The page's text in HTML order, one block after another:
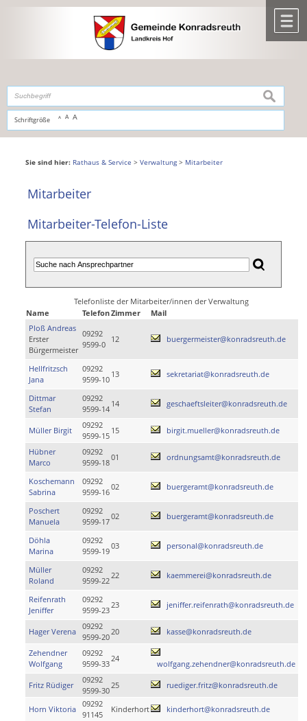
,zur Navigationoderzur Startseitespringen.
Schriftgröße A A A
suchen
Sie sind hier: Rathaus & Service > Verwaltung> Mitarbeiter
Mitarbeiter
Mitarbeiter-Telefon-Liste
Telefonliste der Mitarbeiter/innen der Verwaltung
Name
TelefonZimmer
Mail
Ploß Andreas
Erster
Bürgermeister
09292
9599-0
12 buergermeister@konradsreuth.de
Hellfritzsch
Jana
09292
9599-10
13 sekretariat@konradsreuth.de
Dittmar
Stefan
09292
9599-14
14 geschaeftsleiter@konradsreuth.de
Müller Birgit
09292
9599-15
15 birgit.mueller@konradsreuth.de
Hübner
Marco
09292
9599-18
01 ordnungsamt@konradsreuth.de
Koschemann
Sabrina
09292
9599-16
02 buergeramt@konradsreuth.de
Poschert
Manuela
09292
9599-17
02 buergeramt@konradsreuth.de
Döhla
Marina
09292
9599-19
03 personal@konradsreuth.de
Müller
Roland
09292
9599-22
22 kaemmerei@konradsreuth.de
Reifenrath
Jeniffer
09292
9599-23
23 jeniffer.reifenrath@konradsreuth.de
Hager Verena
09292
9599-20
20 kasse@konradsreuth.de
Zehendner
Wolfgang
09292
9599-33
24
wolfgang.zehendner@konradsreuth.de
Fritz Rüdiger
09292
9599-30
25 ruediger.fritz@konradsreuth.de
Horn Viktoria
09292
91145
Kinderhort kinderhort@konradsreuth.de